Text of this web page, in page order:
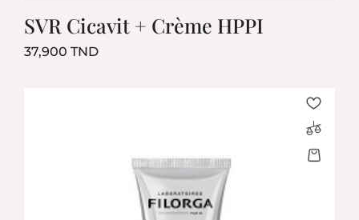
SVR Cicavit + Crème HPPI
37,900 TNDPrix